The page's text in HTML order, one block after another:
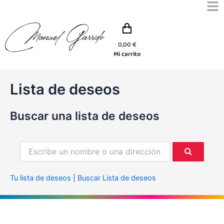
contenido
0,00€
Mi carrito
Lista de deseos
Buscar una lista de deseos
Tu lista de deseos Buscar Lista de deseos